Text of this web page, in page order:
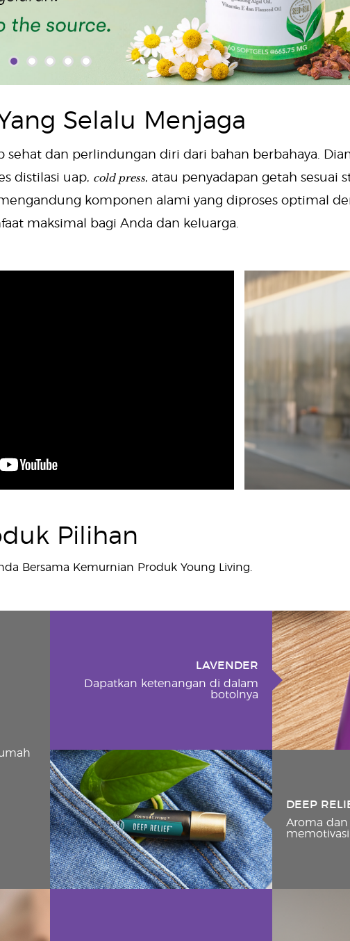
Selalu Menjaga
sehat dan perlindungan diri dari bahan berbahaya.
distilasi uap, cold press, atau penyadapan getah sesuai
komponen alami yang diproses optimal
maksimal bagi Anda dan keluarga.
Pilihan
Bersama Kemurnian Produk Young Living.
LAVENDER
Dapatkan ketenangan di dalam
botolnya
DEEP
Aroma dan